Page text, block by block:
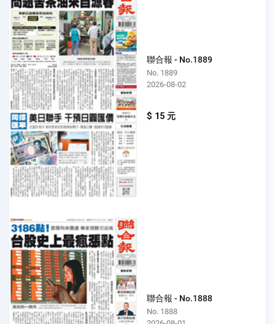
聯合報 - No.1889
No. 1889
2026-08-02
$ 15 元
聯合報 - No.1888
No. 1888